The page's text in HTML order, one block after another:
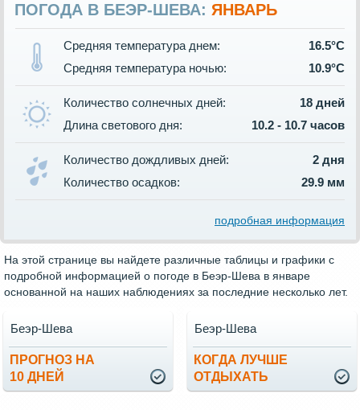
ПОГОДА В БЕЭР-ШЕВА: ЯНВАРЬ
Средняя температура днем:
16.5°C
Средняя температура ночью:
10.9°C
Количество солнечных дней:
18 дней
Длина светового дня:
10.2 - 10.7 часов
Количество дождливых дней:
2 дня
Количество осадков:
29.9 мм
подробная информация
На этой странице вы найдете различные таблицы и графики с
подробной информацией о погоде в Беэр-Шева в январе
основанной на наших наблюдениях за последние несколько лет.
ПРОГНОЗ НА
10 ДНЕЙ
Беэр-Шева
КОГДА ЛУЧШЕ
ОТДЫХАТЬ
Беэр-Шева